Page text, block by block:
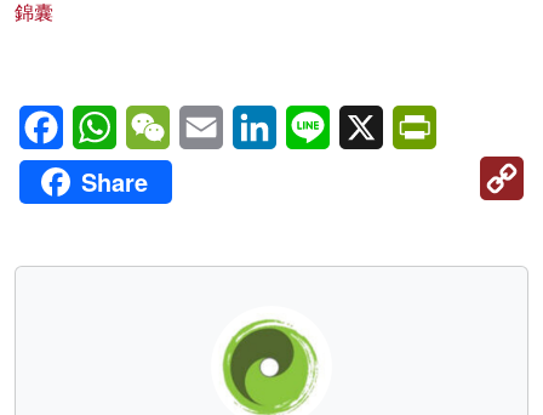
錦囊
FacebookWhatsAppWeChatEmail LinkedInLine X
Share